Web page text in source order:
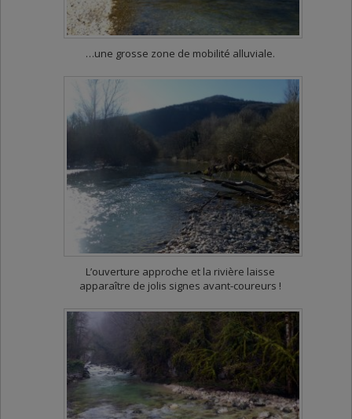
…une grosse zone de mobilité alluviale.
L’ouverture approche et la rivière laisse
apparaître de jolis signes avant-coureurs !